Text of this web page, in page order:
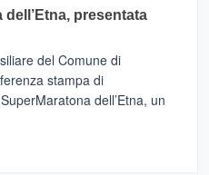
dell’Etna, presentata
del Comune di
stampa di
dell’Etna, un